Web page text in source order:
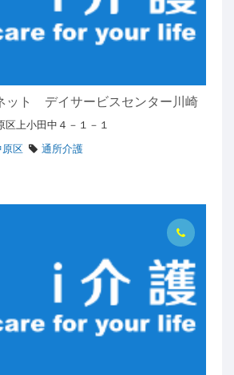
ト デイサービスセンター川崎
区上小田中４－１－１
区
通所介護